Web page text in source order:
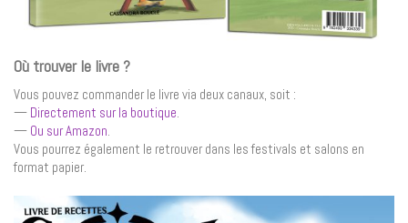
Où trouver le livre ?
Vous pouvez commander le livre via deux canaux, soit :
— Directement sur la boutique
— Ou sur Amazon
Vous pourrez également le retrouver dans les festivals et salons en
format papier.